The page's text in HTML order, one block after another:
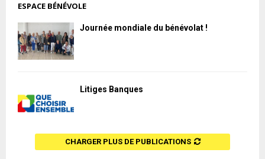
ESPACE BÉNÉVOLE
Journée mondiale du bénévolat !
Litiges Banques
CHARGER PLUS DE PUBLICATIONS